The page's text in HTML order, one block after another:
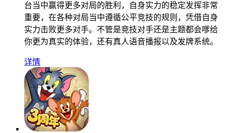
台当中赢得更多对局的胜利，自身实力的稳定发挥非常
重要，在各种对局当中遵循公平竞技的规则，凭借自身
实力击败更多对手。不管是竞技对手还是主题都会嗲给
你更为真实的体验，还有真人语音播报以及发牌系统。
详情